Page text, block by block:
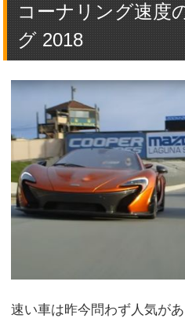
コーナリング速度
グ 2018
速い車は昨今問わず人気が